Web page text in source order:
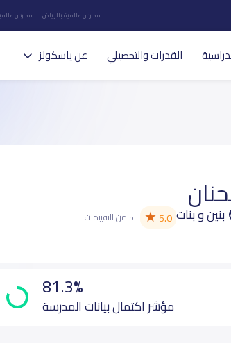
مدارس عالمية بالرياض مدارس
القدرات والتحصيلي عن ياسكولز
بنين و بنات 5.0
★ 5 من التقييمات
81.3%
مؤشر اكتمال بيانات المدرسة